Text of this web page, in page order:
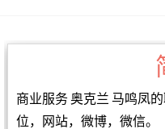
商业服务 奥克兰 马鸣凤
位，网站，微博，微信。